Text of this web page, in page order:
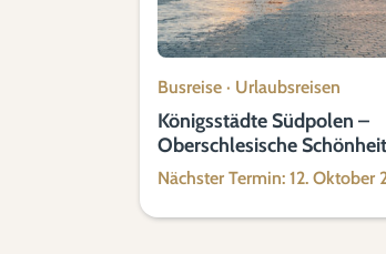
Busreise · Urlaubsreisen
Königsstädte Südpolen –
Oberschlesische
Nächster Termin: 12. Oktober